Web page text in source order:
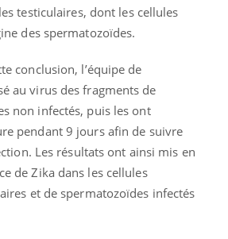
testiculaires, dont les cellules
des spermatozoïdes.
conclusion, l’équipe de
au virus des fragments de
non infectés, puis les ont
pendant 9 jours afin de suivre
Les résultats ont ainsi mis en
de Zika dans les cellules
et de spermatozoïdes infectés